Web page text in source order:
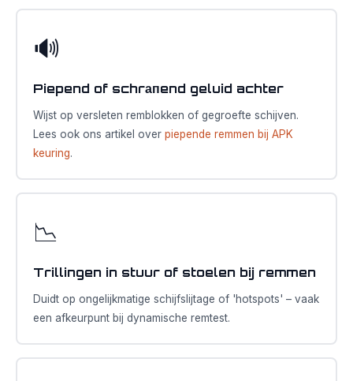
🔊
Piepend of schrапend geluid achter
Wijst op versleten remblokken of gegroefte schijven.
Lees ook ons artikel over piepende remmen bij APK
keuring.
📉
Trillingen in stuur of stoelen bij remmen
Duidt op ongelijkmatige schijfslijtage of 'hotspots' – vaak
een afkeurpunt bij dynamische remtest.